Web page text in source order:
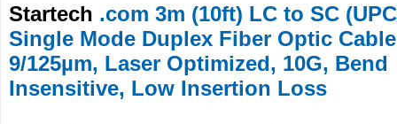
Startech .com 3m (10ft) LC to SC
Single Mode Duplex Fiber Optic
9/125µm, Laser Optimized, 10G, Bend
Insensitive, Low Insertion Loss